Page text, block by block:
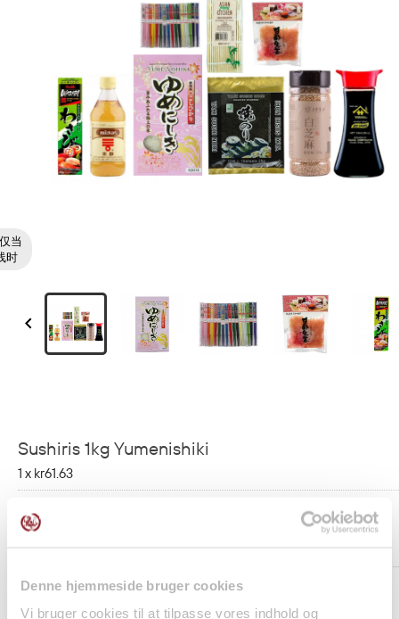
Denne hjemmeside bruger cookies
Vi bruger cookies til at tilpasse vores indhold og
当
时

Sushiris 1kg Yumenishiki
1 x kr61.63
Riseddike 500ml Mizkan
Sushi Nori Tang Guld Hel 10bl JH Food